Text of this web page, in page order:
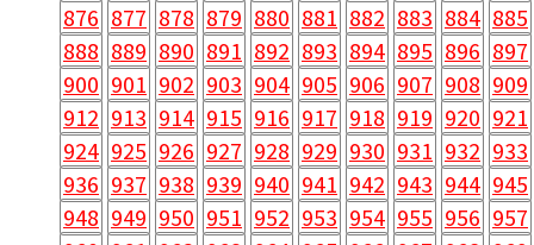
876 877 878 879 880 881 882 883 884 885
888 889 890 891 892 893 894 895 896 897
900 901 902 903 904 905 906 907 908 909
912 913 914 915 916 917 918 919 920 921
924 925 926 927 928 929 930 931 932 933
936 937 938 939 940 941 942 943 944 945
948 949 950 951 952 953 954 955 956 957